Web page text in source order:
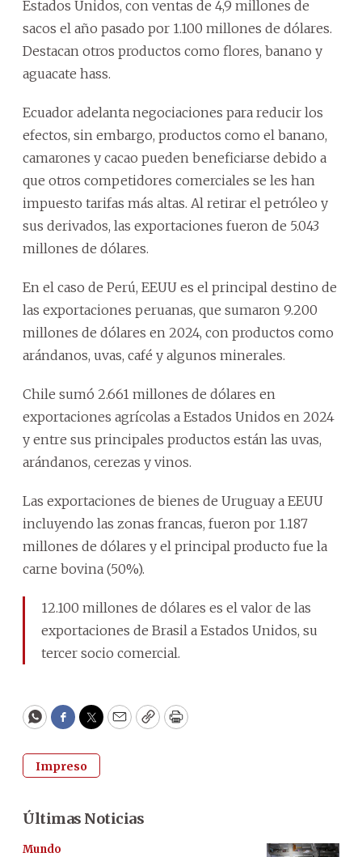
Estados Unidos, con ventas de 4,9 millones de
sacos el año pasado por 1.100 millones de dólares.
Destacan otros productos como flores, banano y
aguacate hass.
Ecuador adelanta negociaciones para reducir los
efectos, sin embargo, productos como el banano,
camarones y cacao pueden beneficiarse debido a
que otros competidores comerciales se les han
impuesto tarifas más altas. Al retirar el petróleo y
sus derivados, las exportaciones fueron de 5.043
millones de dólares.
En el caso de Perú, EEUU es el principal destino de
las exportaciones peruanas, que sumaron 9.200
millones de dólares en 2024, con productos como
arándanos, uvas, café y algunos minerales.
Chile sumó 2.661 millones de dólares en
exportaciones agrícolas a Estados Unidos en 2024
y entre sus principales productos están las uvas,
arándanos, cerezas y vinos.
Las exportaciones de bienes de Uruguay a EEUU
incluyendo las zonas francas, fueron por 1.187
millones de dólares y el principal producto fue la
carne bovina (50%).
12.100 millones de dólares es el valor de las
exportaciones de Brasil a Estados Unidos, su
tercer socio comercial.
WhatsApp
Facebook
Twitter
EmailCopyPrint
Impreso
Últimas Noticias
Mundo